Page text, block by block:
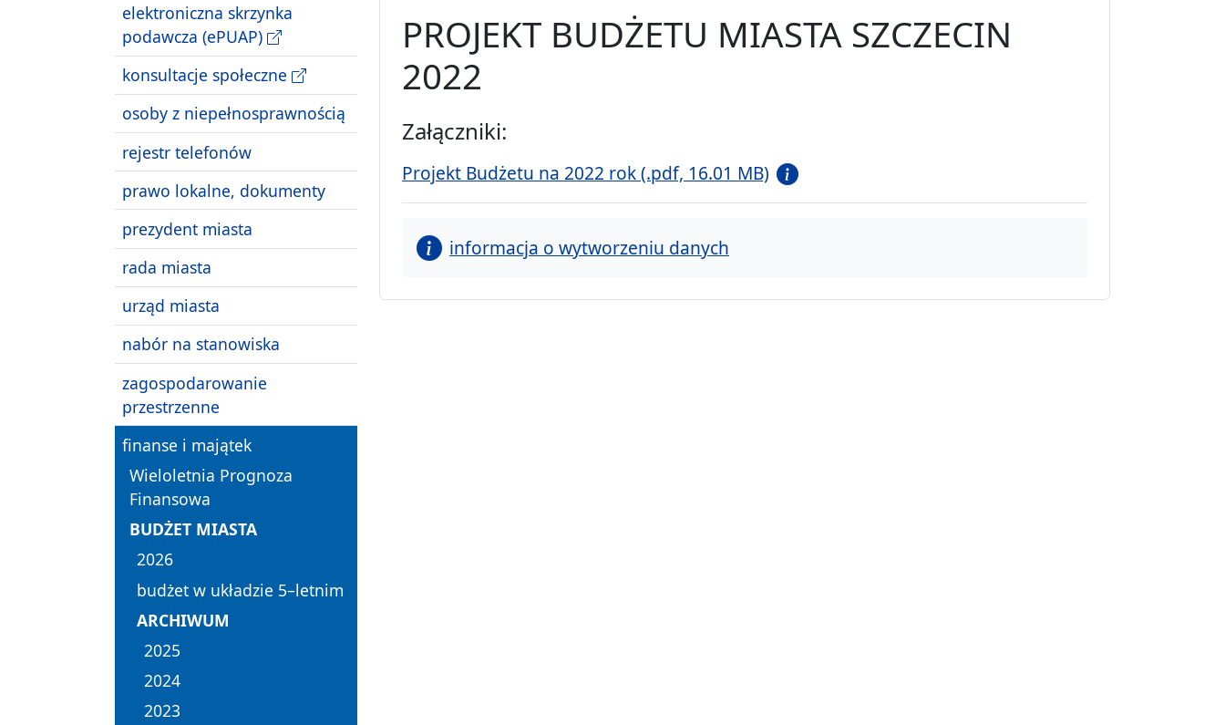
elektroniczna skrzynka
podawcza (ePUAP)
konsultacje społeczne
osoby z niepełnosprawnością
rejestr telefonów
prawo lokalne, dokumenty
prezydent miasta
rada miasta
urząd miasta
nabór na stanowiska
zagospodarowanie
przestrzenne
finanse i majątek
Wieloletnia Prognoza
Finansowa
BUDŻET MIASTA
2026
budżet w układzie 5–letnim
ARCHIWUM
2025
2024
2023
PROJEKT BUDŻETU MIASTA SZCZECIN
2022
Załączniki:
Projekt Budżetu na 2022 rok (.pdf, 16.01 MB)
informacja o wytworzeniu danych